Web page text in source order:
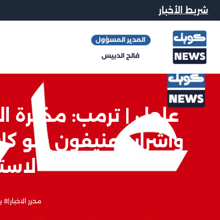
شريط الأخبار
عاجل | ترمب: مذكرة
وأشرار وعنيفون ولو
محرر الاخبار|8 يوليو, 2026